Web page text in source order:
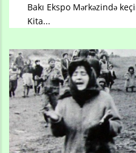
Bakı Ekspo Mərkəzində
Kita...